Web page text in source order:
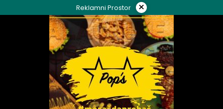
to
Reklamni Prostor ×